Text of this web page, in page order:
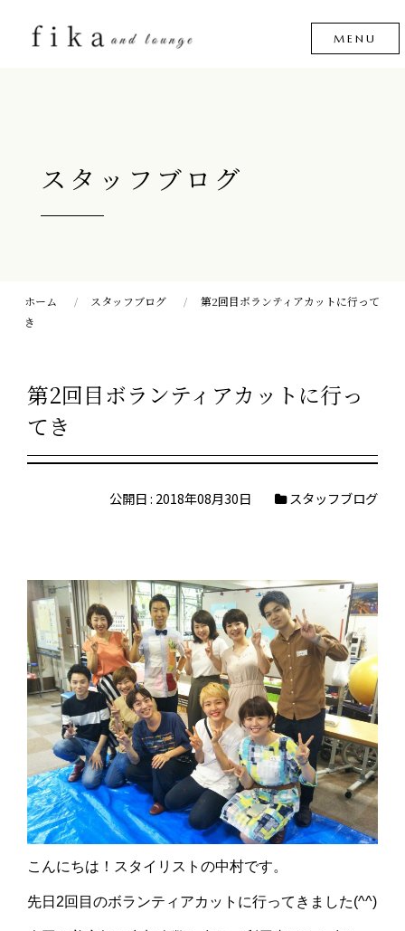
スタッフブログ
ホーム スタッフブログ
第2回目ボランティアカットに行って
き
第2回目ボランティアカットに行っ
てき
スタッフブログ
公開日 : 2018年08月30日
こんにちは！スタイリストの中村です。
先日2回目のボランティアカットに行ってきました(^^)